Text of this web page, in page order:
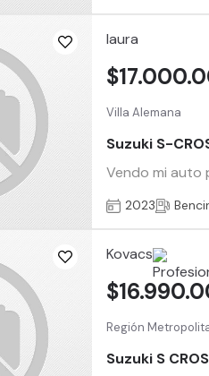
laura
Villa Alemana
Suzuki S-
Vendo mi auto
2023
Kovacs
Región
Suzuki S